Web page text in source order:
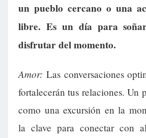
un pueblo cercano o una
libre. Es un día para
disfrutar del momento.
Amor: Las conversaciones
fortalecerán tus relaciones. Un
como una excursión en la
la clave para conectar con